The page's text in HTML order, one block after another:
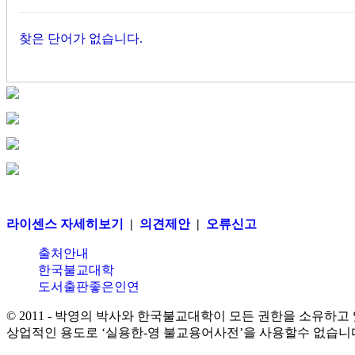
찾은 단어가 없습니다.
라이센스 자세히보기 | 의견제안| 오류신고
출처안내
한국불교대학
도서출판좋은인연
© 2011 - 박영의 박사와 한국불교대학이 모든 권한을 소유하고
상업적인 용도로 ‘실용한-영 불교용어사전’을 사용할수 없습니